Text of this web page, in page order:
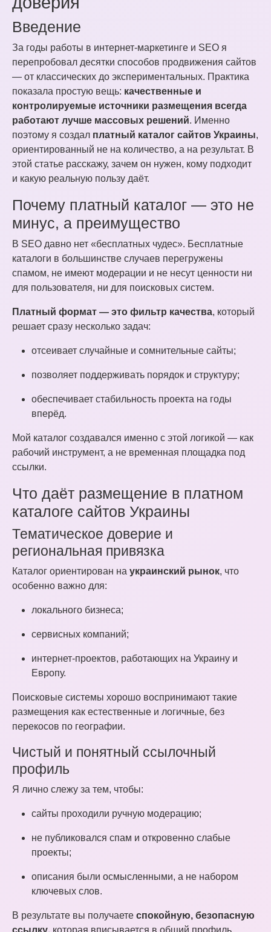
Введение
За годы работы в интернет-маркетинге и SEO я
перепробовал десятки способов продвижения сайтов
— от классических до экспериментальных. Практика
показала простую вещь: качественные и
контролируемые источники размещения всегда
работают лучше массовых решений. Именно
поэтому я создал платный каталог сайтов Украины,
ориентированный не на количество, а на результат. В
этой статье расскажу, зачем он нужен, кому подходит
и какую реальную пользу даёт.
Почему платный каталог — это не
минус, а преимущество
В SEO давно нет «бесплатных чудес». Бесплатные
каталоги в большинстве случаев перегружены
спамом, не имеют модерации и не несут ценности ни
для пользователя, ни для поисковых систем.
Платный формат — это фильтр качества, который
решает сразу несколько задач:
отсеивает случайные и сомнительные сайты;
позволяет поддерживать порядок и структуру;
обеспечивает стабильность проекта на годы
вперёд.
Мой каталог создавался именно с этой логикой — как
рабочий инструмент, а не временная площадка под
ссылки.
Что даёт размещение в платном
каталоге сайтов Украины
Тематическое доверие и
региональная привязка
Каталог ориентирован на украинский рынок, что
особенно важно для:
локального бизнеса;
сервисных компаний;
интернет-проектов, работающих на Украину и
Европу.
Поисковые системы хорошо воспринимают такие
размещения как естественные и логичные, без
перекосов по географии.
Чистый и понятный ссылочный
профиль
Я лично слежу за тем, чтобы:
сайты проходили ручную модерацию;
не публиковался спам и откровенно слабые
проекты;
описания были осмысленными, а не набором
ключевых слов.
В результате вы получаете спокойную, безопасную
ссылку, которая вписывается в общий профиль